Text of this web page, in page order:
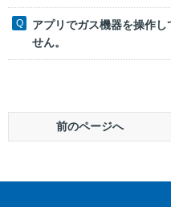
アプリでガス機器を操作
せん。
前のページへ